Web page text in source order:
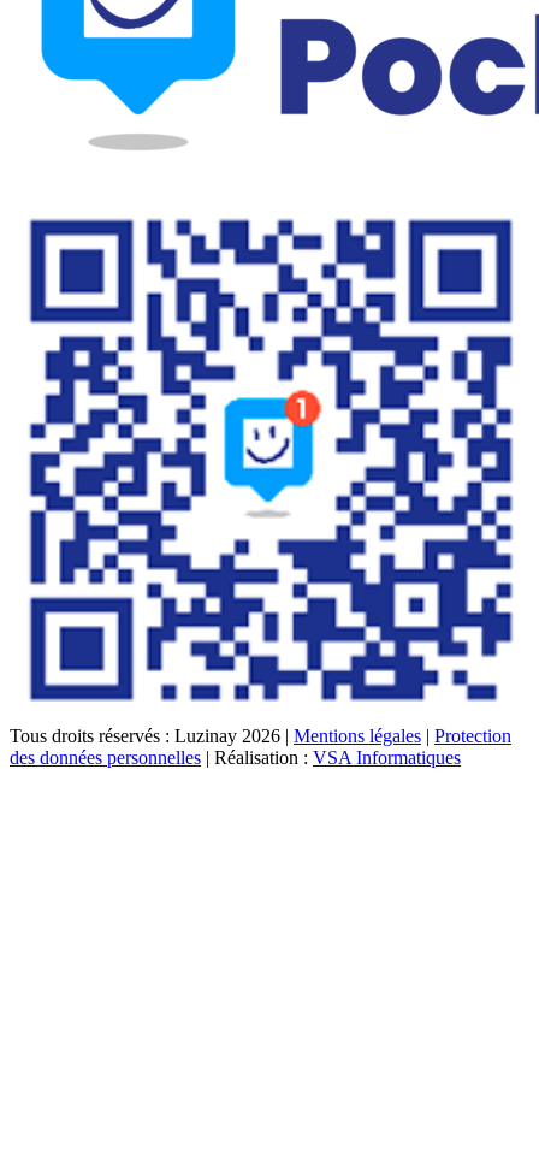
Tous droits réservés : Luzinay 2026 | Mentions légales | Protection
des données personnelles | Réalisation : VSA Informatiques